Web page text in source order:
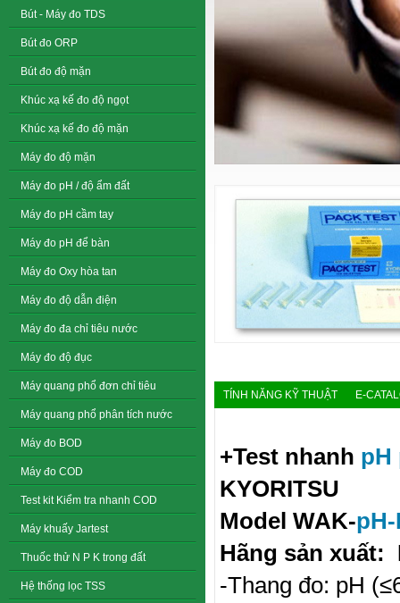
Bút - Máy đo TDS
Bút đo ORP
Bút đo độ mặn
Khúc xạ kế đo độ ngọt
Khúc xạ kế đo độ mặn
Máy đo độ mặn
Máy đo pH / độ ẩm đất
Máy đo pH cầm tay
Máy đo pH để bàn
Máy đo Oxy hòa tan
Máy đo độ dẫn điện
Máy đo đa chỉ tiêu nước
Máy đo độ đục
Máy quang phổ đơn chỉ tiêu
Máy quang phổ phân tích nước
Máy đo BOD
Máy đo COD
Test kit Kiểm tra nhanh COD
Máy khuấy Jartest
Thuốc thử N P K trong đất
Hệ thống lọc TSS
TÍNH NĂNG KỸ THUẬT E-
+Test nhanh pH
KYORITSU
Model WAK-
Hãng sản xuất:
-Thang đo: pH